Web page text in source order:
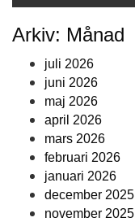
Arkiv: Månad
juli 2026
juni 2026
maj 2026
april 2026
mars 2026
februari 2026
januari 2026
december 2025
november 2025